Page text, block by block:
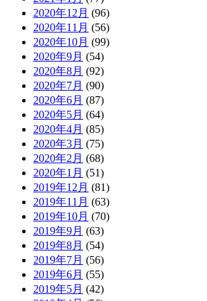
2020年12月 (96)
2020年11月 (56)
2020年10月 (99)
2020年9月 (54)
2020年8月 (92)
2020年7月 (90)
2020年6月 (87)
2020年5月 (64)
2020年4月 (85)
2020年3月 (75)
2020年2月 (68)
2020年1月 (51)
2019年12月 (81)
2019年11月 (63)
2019年10月 (70)
2019年9月 (63)
2019年8月 (54)
2019年7月 (56)
2019年6月 (55)
2019年5月 (42)